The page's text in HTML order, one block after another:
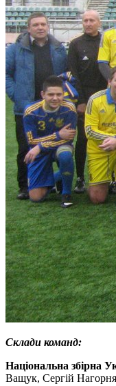
Склади команд:
Національна збірна
Ващук, Сергій